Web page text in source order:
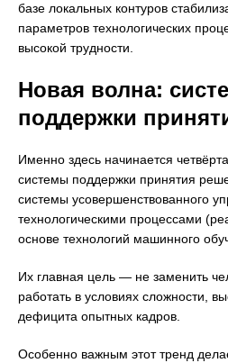
базе локальных контуров
параметров технологических
высокой трудности.
Новая волна:
поддержки
Именно здесь начинается
системы поддержки принятия
системы усовершенствованного
технологическими процессами
основе технологий машинного
Их главная цель — не заменить
работать в условиях сложности,
дефицита опытных кадров.
Особенно важным этот тренд